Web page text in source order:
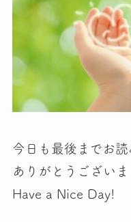
今日も最後までお読
ありがとうござい
Have a Nice Day!